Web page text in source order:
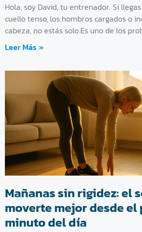
Hola, soy David, tu entrenador. Si
cuello tenso, los hombros cargados o
cabeza, no estás solo.Es uno de los
Leer Más »
Mañanas sin rigidez: el
moverte mejor desde
minuto del día